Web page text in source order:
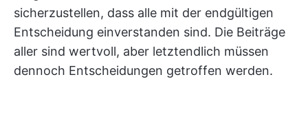
sicherzustellen, dass alle mit der endgültigen
Entscheidung einverstanden sind. Die Beiträge
aller sind wertvoll, aber letztendlich müssen
dennoch Entscheidungen getroffen werden.